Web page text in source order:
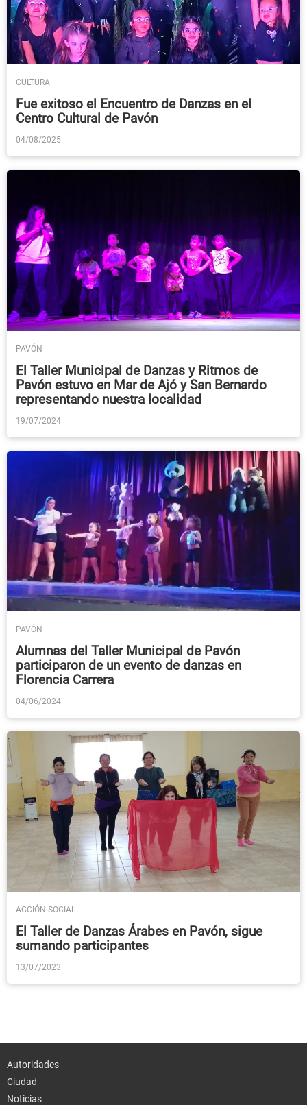
CULTURA
Fue exitoso el Encuentro de Danzas en el
Centro Cultural de Pavón
04/08/2025
PAVÓN
El Taller Municipal de Danzas y Ritmos de
Pavón estuvo en Mar de Ajó y San Bernardo
representando nuestra localidad
19/07/2024
PAVÓN
Alumnas del Taller Municipal de Pavón
participaron de un evento de danzas en
Florencia Carrera
04/06/2024
ACCIÓN SOCIAL
El Taller de Danzas Árabes en Pavón, sigue
sumando participantes
13/07/2023
Autoridades
Ciudad
Noticias